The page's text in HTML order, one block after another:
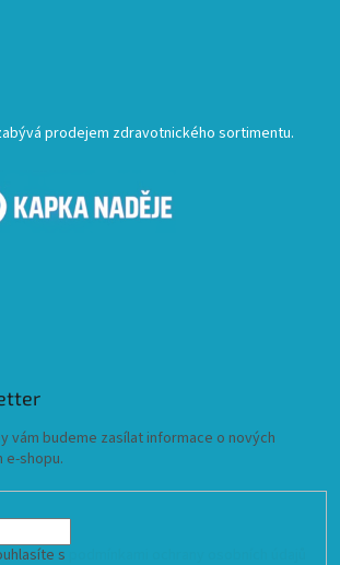
prodejem zdravotnického sortimentu.
vám budeme zasílat informace o nových
e-shopu.
s